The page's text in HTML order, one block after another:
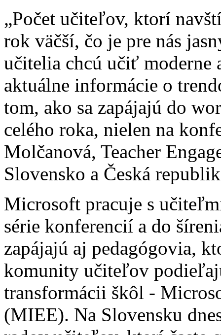
„Počet učiteľov, ktorí
rok väčší, čo je pre nás
učitelia chcú učiť moderne
aktuálne informácie o
tom, ako sa zapájajú do
celého roka, nielen na
Molčanová, Teacher
Slovensko a Česká
Microsoft pracuje s
série konferencií a do
zapájajú aj pedagógovia,
komunity učiteľov
transformácii škôl -
(MIEE). Na Slovensku